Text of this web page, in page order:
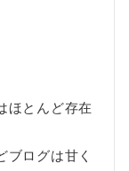
ほとんど存在
ブログは甘く